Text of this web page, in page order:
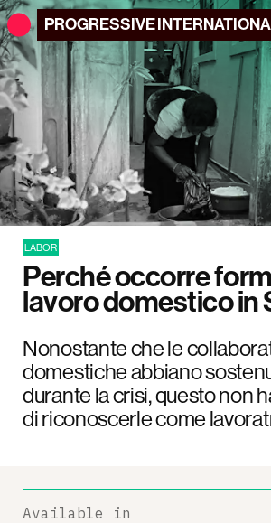
PROGRESSIVE
LABOR
Perché occorre
lavoro domestico in
Nonostante che le
domestiche abbiano
durante la crisi, questo non
di riconoscerle come
Available in